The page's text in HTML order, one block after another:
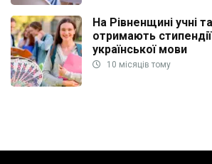
На Рівненщині учні
отримають
української мови
10 місяців тому